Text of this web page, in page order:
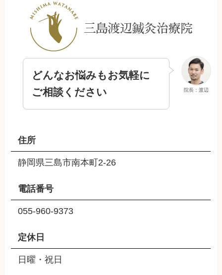
院長：渡辺
どんなお悩みもお気軽に
ご相談ください
住所
静岡県三島市南本町2-26
電話番号
055-960-9373
定休日
日曜・祝日